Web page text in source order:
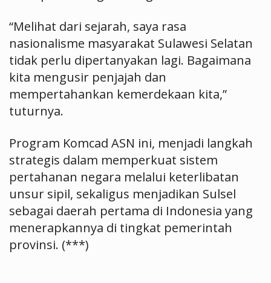
“Melihat dari sejarah, saya rasa
nasionalisme masyarakat Sulawesi Selatan
tidak perlu dipertanyakan lagi. Bagaimana
kita mengusir penjajah dan
mempertahankan kemerdekaan kita,”
tuturnya.
Program Komcad ASN ini, menjadi langkah
strategis dalam memperkuat sistem
pertahanan negara melalui keterlibatan
unsur sipil, sekaligus menjadikan Sulsel
sebagai daerah pertama di Indonesia yang
menerapkannya di tingkat pemerintah
provinsi. (***)